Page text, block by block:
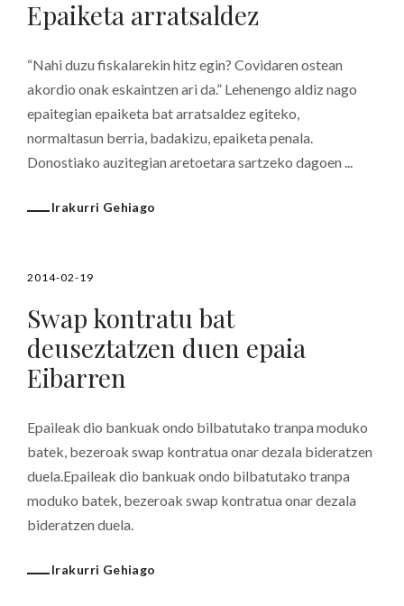
Epaiketa arratsaldez
“Nahi duzu fiskalarekin hitz egin? Covidaren ostean
akordio onak eskaintzen ari da.” Lehenengo aldiz nago
epaitegian epaiketa bat arratsaldez egiteko,
normaltasun berria, badakizu, epaiketa penala.
Donostiako auzitegian aretoetara sartzeko dagoen ...
Irakurri Gehiago
2014-02-19
Swap kontratu bat
deuseztatzen duen epaia
Eibarren
Epaileak dio bankuak ondo bilbatutako tranpa moduko
batek, bezeroak swap kontratua onar dezala bideratzen
duela.Epaileak dio bankuak ondo bilbatutako tranpa
moduko batek, bezeroak swap kontratua onar dezala
bideratzen duela.
Irakurri Gehiago